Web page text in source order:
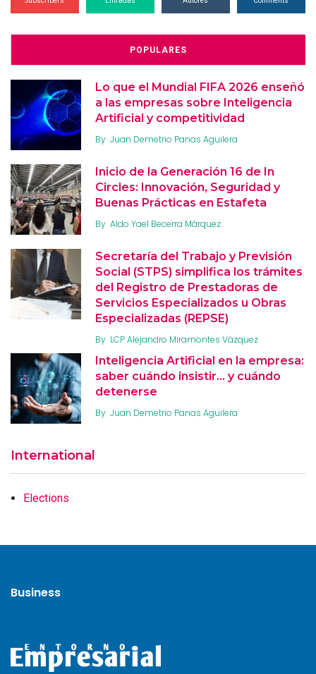
POPULARES
Lo que el Mundial FIFA 2026 enseñó
a las empresas sobre Inteligencia
Artificial y competitividad
By Juan Demetrio Panas Aguilera
Inicio de la Generación 16 de In
Circles: Innovación, Seguridad y
Buenas Prácticas en Estafeta
By Aldo Yael Becerra Márquez
Secretaría del Trabajo y Previsión
Social (STPS) simplifica los trámites
del Registro de Prestadoras de
Servicios Especializados u Obras
Especializadas (REPSE)
By LCP Alejandro Miramontes Vázquez
Inteligencia Artificial en la empresa:
saber cuándo insistir… y cuándo
detenerse
By Juan Demetrio Panas Aguilera
International
Elections
Business